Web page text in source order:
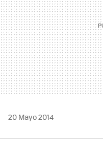
20 Mayo 2014